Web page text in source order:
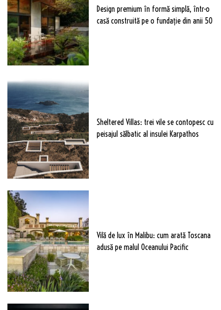
Design premium în formă simplă, într-o
casă construită pe o fundație din anii 50
Sheltered Villas: trei vile se contopesc cu
peisajul sălbatic al insulei Karpathos
Vilă de lux în Malibu: cum arată Toscana
adusă pe malul Oceanului Pacific